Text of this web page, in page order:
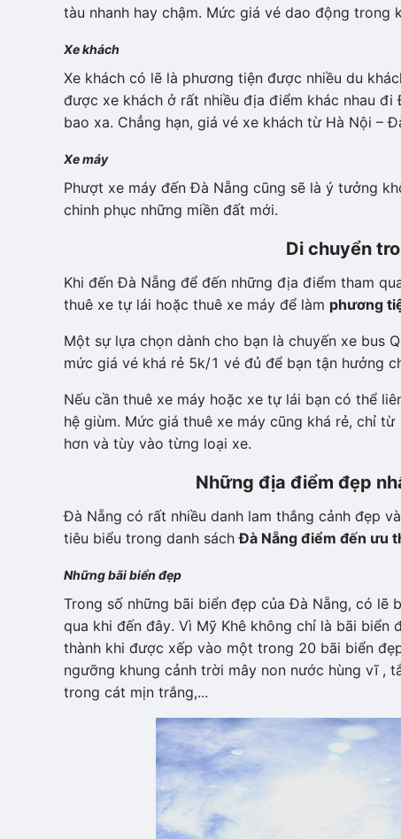
tàu nhanh hay chậm. Mức giá vé dao động
Xe khách
Xe khách có lẽ là phương tiện được nhiều du
được xe khách ở rất nhiều địa điểm khác nhau
bao xa. Chẳng hạn, giá vé xe khách từ Hà Nội –
Xe máy
Phượt xe máy đến Đà Nẵng cũng sẽ là ý tưởng
chinh phục những miền đất mới.
Di chuyển
Khi đến Đà Nẵng để đến những địa điểm tham
thuê xe tự lái hoặc thuê xe máy để làm phương
Một sự lựa chọn dành cho bạn là chuyến xe bus
mức giá vé khá rẻ 5k/1 vé đủ để bạn tận hưởng
Nếu cần thuê xe máy hoặc xe tự lái bạn có thể
hệ giùm. Mức giá thuê xe máy cũng khá rẻ, chỉ
hơn và tùy vào từng loại xe.
Những địa điểm đẹp
Đà Nẵng có rất nhiều danh lam thắng cảnh đẹp
tiêu biểu trong danh sáchĐà Nẵng điểm đến ưu
Những bãi biển đẹp
Trong số những bãi biển đẹp của Đà Nẵng, có lẽ
qua khi đến đây. Vì Mỹ Khê không chỉ là bãi
thành khi được xếp vào một trong 20 bãi biển
ngưỡng khung cảnh trời mây non nước hùng vĩ ,
trong cát mịn trắng,...